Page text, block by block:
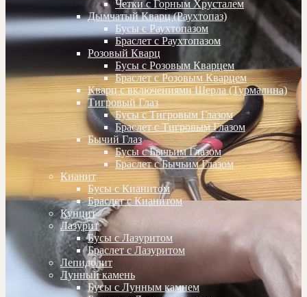
Четки с Горным Хрусталем
Дымчатый Кварц (Раухтопаз)
Бусы с Раухтопазом
Браслет с Раухтопазом
Розовый Кварц
Бусы с Розовым Кварцем
Браслет с Розовым Кварцем
Кварц с включениями Шерла (Турмалина)
Тигровый Глаз
Бусы с Тигровым Глазом
Браслет с Тигровым Глазом
Бычий Глаз
Бусы с Бычьим Глазом
Браслет с Бычьим Глазом
Кианит
Бусы с Кианитом
Браслет с Кианитом
Кунцит
Лазурит
Бусы с Лазуритом
Браслет с Лазуритом
Лепидолит
Лунный камень
Бусы с Лунным камнем